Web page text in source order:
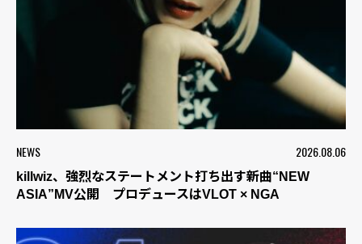
NEWS 2026.08.06
killwiz、強烈なステートメント打ち出す新曲“NEW
ASIA”MV公開 プロデュースはVLOT × NGA